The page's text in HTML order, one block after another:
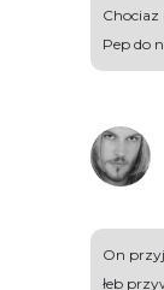
Pep do
On
łeb